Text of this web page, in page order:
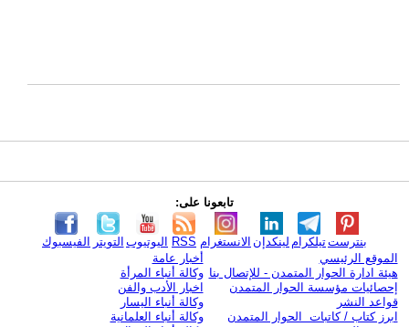
تابعونا على:
الفيسبوك التويتر اليوتيوب RSS الانستغرام لينكدإن تيلكرامبنترست
الموقع الرئيسي
هيئة ادارة الحوار المتمدن - للإتصال بنا
إحصائيات مؤسسة الحوار المتمدن
قواعد النشر
ابرز كتاب / كاتبات الحوار المتمدن
أخبار عامة
وكالة أنباء المرأة
اخبار الأدب والفن
وكالة أنباء اليسار
وكالة أنباء العلمانية